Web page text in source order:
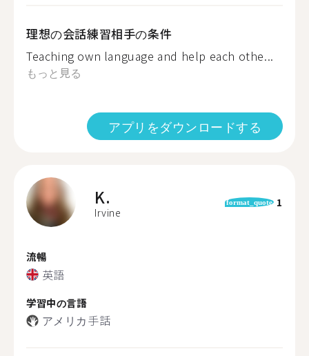
理想の会話練習相手の条件
Teaching own language and help each othe...
もっと見る
アプリをダウンロードする
K.
Irvine
format_quote 1
流暢
英語
学習中の言語
アメリカ手話